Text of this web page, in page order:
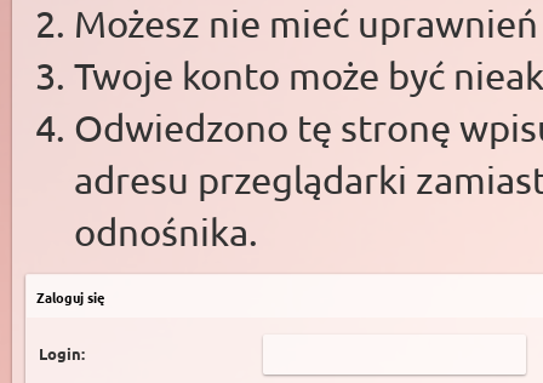
Możesz nie mieć
Twoje konto może być
Odwiedzono tę stronę
adresu przeglądarki
odnośnika.
Zaloguj się
Login: